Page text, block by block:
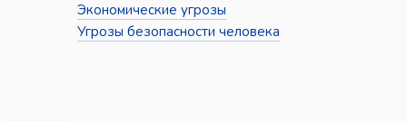
Экономические угрозы
Угрозы безопасности человека